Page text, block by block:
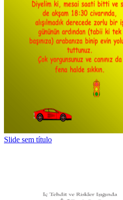
Slide sem título